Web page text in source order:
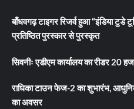
बाँधवगढ़ टाइगर रिजर्व हुआ “इंडिया टुडे
प्रतिष्ठित पुरस्कार से पुरस्कृत
सिवनीः एडीएम कार्यालय का रीडर 20
राधिका टाउन फेज-2 का शुभारंभ,
का अवसर